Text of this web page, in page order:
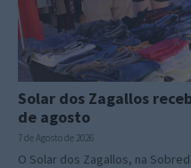
Solar dos Zagallos
de agosto
7 de Agosto de 2026
O Solar dos Zagallos, na